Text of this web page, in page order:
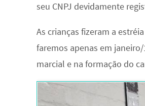
seu CNPJ devidamente
As crianças fizeram a
faremos apenas em
marcial e na formação do